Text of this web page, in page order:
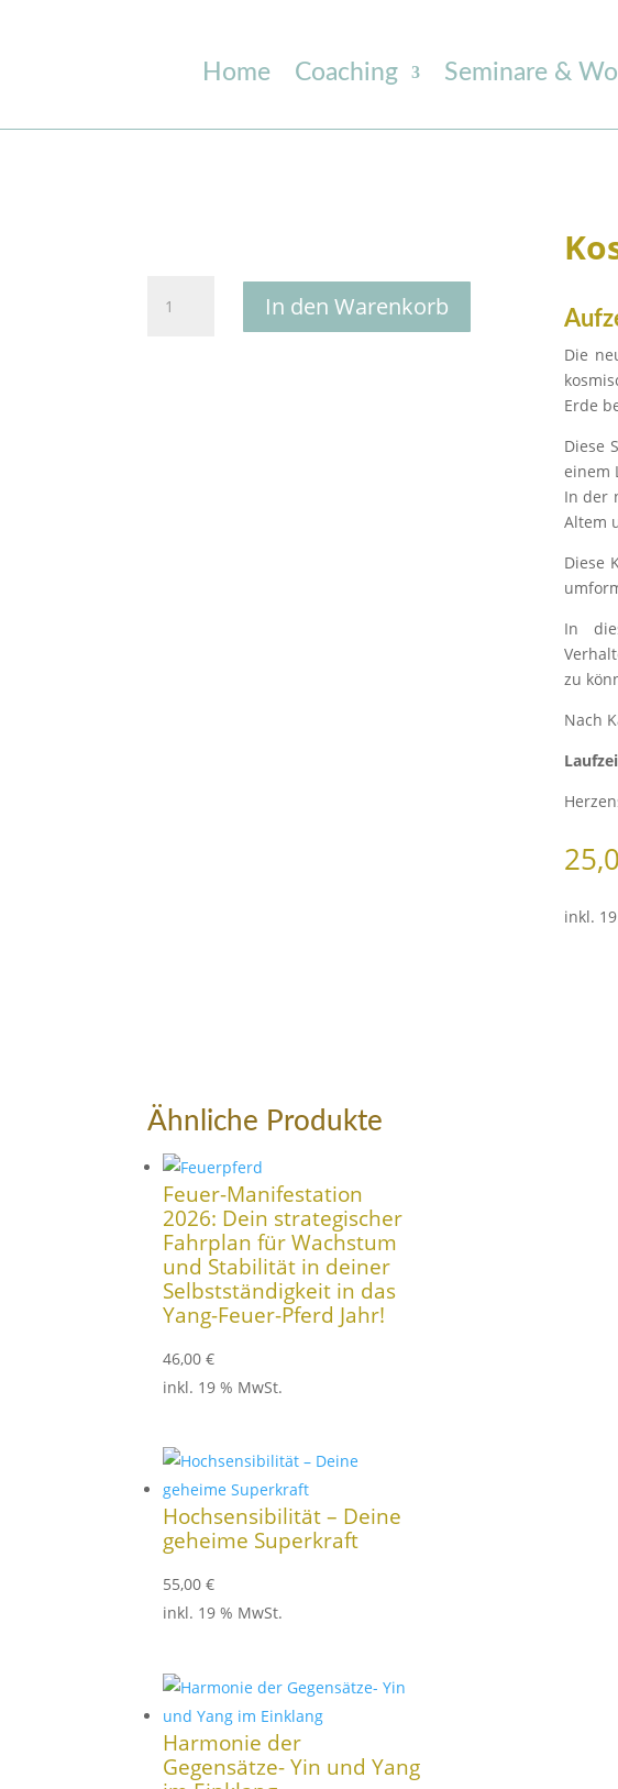
Home Coaching Seminare &
Kinder
In den Warenkorb
Die
Erde
Diese
einem
In der
Altem
Diese
In
zu
Nach
inkl.
Ähnliche Produkte
Feuer-Manifestation
2026: Dein strategischer
Fahrplan für Wachstum
und Stabilität in deiner
Selbstständigkeit in das
Yang-Feuer-Pferd Jahr!
46,00€
inkl. 19 % MwSt.
Hochsensibilität – Deine
geheime Superkraft
55,00€
inkl. 19 % MwSt.
Harmonie der
Gegensätze- Yin und Yang